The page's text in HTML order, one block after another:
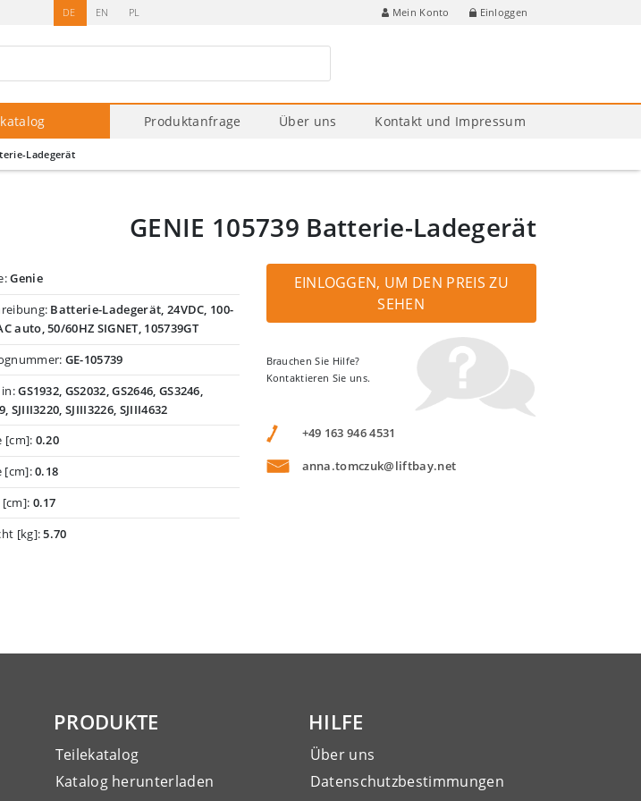
DE EN PL Mein Konto Einloggen
Produktanfrage Über uns Kontakt und Impressum
Ladegerät
GENIE 105739 Batterie-Ladegerät
Genie
Batterie-Ladegerät, 24VDC, 100-
auto, 50/60HZ SIGNET, 105739GT
GE-105739
in:GS1932, GS2032, GS2646, GS3246,
SJIII3220, SJIII3226, SJIII4632
[cm]: 0.20
[cm]:0.18
0.17
[kg]:5.70
EINLOGGEN, UM DEN PREIS ZU
SEHEN
Brauchen Sie Hilfe?
Kontaktieren Sie uns.
+49 163 946 4531
anna.tomczuk@liftbay.net
PRODUKTE
Teilekatalog
Katalog herunterladen
HILFE
Über uns
Datenschutzbestimmungen